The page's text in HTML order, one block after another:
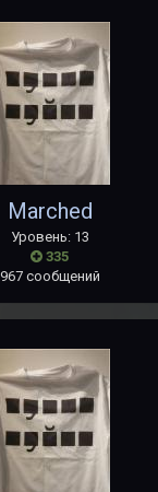
Marched
Уровень: 13
335
967 сообщений